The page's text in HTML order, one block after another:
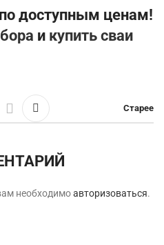
по доступным ценам!
и купить сваи
Старее
необходимоавторизоваться.